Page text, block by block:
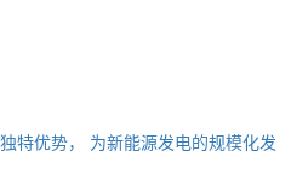
特优势， 为新能源发电的规模化发